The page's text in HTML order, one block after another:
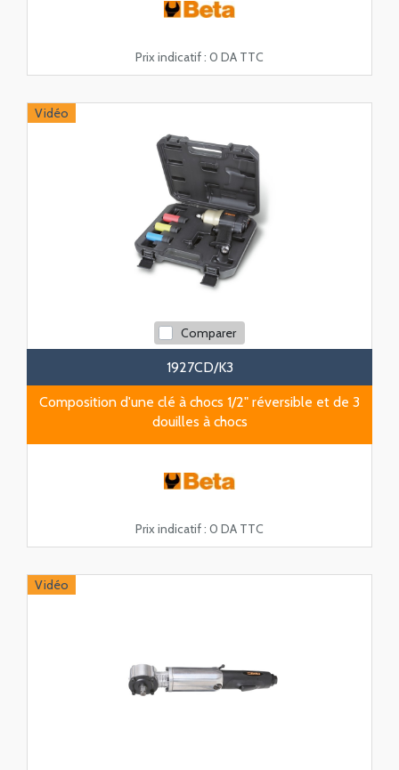
Prix indicatif : 0 DA TTC
Vidéo
Comparer
1927CD/K3
Composition d'une clé à chocs 1/2" réversible et de 3
douilles à chocs
Prix indicatif : 0 DA TTC
Vidéo